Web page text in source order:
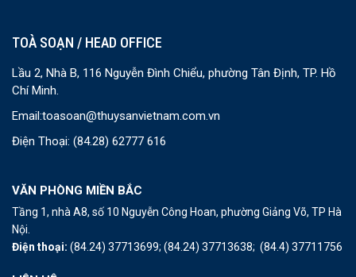
TOÀ SOẠN / HEAD OFFICE
Lầu 2, Nhà B, 116 Nguyễn Đình Chiểu, phường Tân Định, TP. Hồ
Chí Minh.
Email:toasoan@thuysanvietnam.com.vn
Điện Thoại: (84.28) 62777 616
VĂN PHÒNG MIỀN BẮC
Tầng 1, nhà A8, số 10 Nguyễn Công Hoan, phường Giảng Võ, TP Hà
Nội.
Điện thoại: (84.24) 37713699; (84.24) 37713638; (84.4) 37711756